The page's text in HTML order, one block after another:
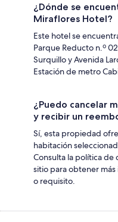
¿Dónde se
Miraflores Hotel?
Este hotel se
Parque Reducto n.º
Surquillo y Avenida
Estación de metro
¿Puedo cancelar
y recibir un
Sí, esta propiedad
habitación
Consulta la política
sitio para obtener
o requisito.